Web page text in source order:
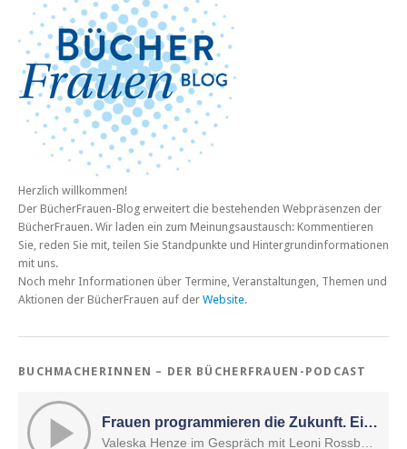
Herzlich willkommen!
Der BücherFrauen-Blog erweitert die bestehenden Webpräsenzen der
BücherFrauen. Wir laden ein zum Meinungsaustausch: Kommentieren
Sie, reden Sie mit, teilen Sie Standpunkte und Hintergrundinformationen
mit uns.
Noch mehr Informationen über Termine, Veranstaltungen, Themen und
Aktionen der BücherFrauen auf der Website.
BUCHMACHERINNEN – DER BÜCHERFRAUEN-PODCAST